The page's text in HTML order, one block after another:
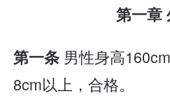
第一章
第一条 男性身高
8cm以上，合格。